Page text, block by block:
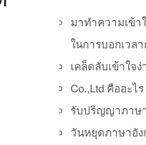
มาทำความเข้า
ในการบอกเวล
เคล็ดลับเข้าใจ
Co.,Ltd คืออะไร
รับปริญญาภาษ
วันหยุดภาษาอั